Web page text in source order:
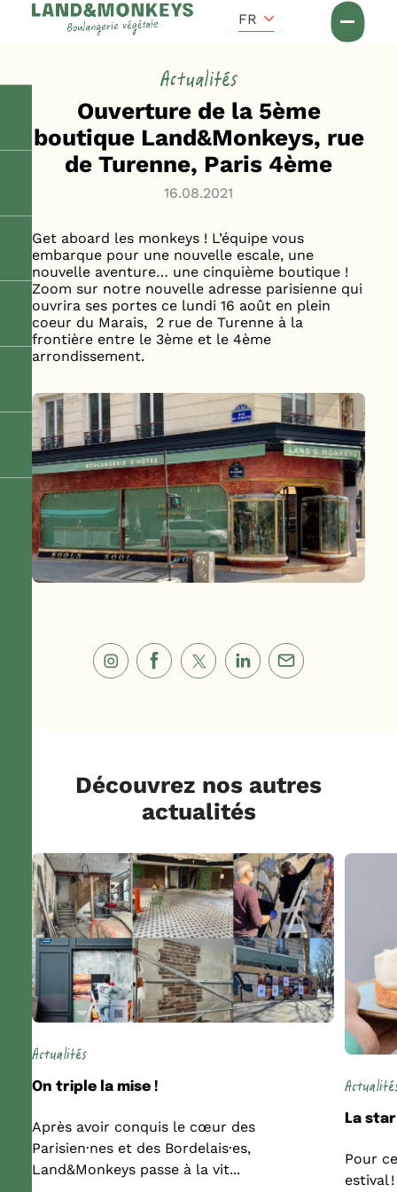
Panneau de gestion des cookies
Accueil
FR
Actualités
Ouverture de la 5ème
boutique Land&Monkeys, rue
de Turenne, Paris 4ème
16.08.2021
Get aboard les monkeys ! L’équipe vous
embarque pour une nouvelle escale, une
nouvelle aventure… une cinquième boutique !
Zoom sur notre nouvelle adresse parisienne qui
ouvrira ses portes ce lundi 16 août en plein
coeur du Marais, 2 rue de Turenne à la
frontière entre le 3ème et le 4ème
arrondissement.
Découvrez nos autres
actualités
Actualités
On triple la mise !
Après avoir conquis le cœur des
Parisien·nes et des Bordelais·es,
Land&Monkeys passe à la vit...
La
Pour
estival